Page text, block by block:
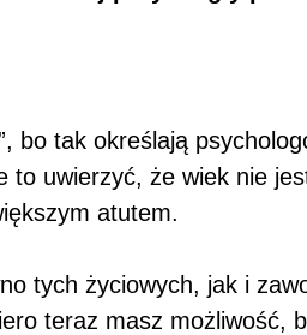
bo tak określają
uwierzyć, że wiek nie
atutem.
tych życiowych, jak i
teraz masz możliwość,